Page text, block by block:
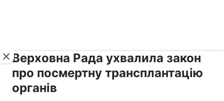
Верховна Рада ухвалила закон
про посмертну трансплантацію
органів